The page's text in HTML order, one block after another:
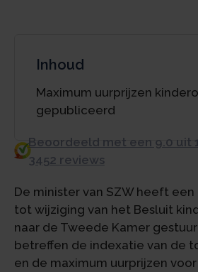
Inhoud
Maximum uurprijzen
gepubliceerd
Beoordeeld met een 9.0 uit
3452 reviews
De minister van SZW heeft
tot wijziging van het Besluit
naar de Tweede Kamer
betreffen de indexatie van de
en de maximum uurprijzen